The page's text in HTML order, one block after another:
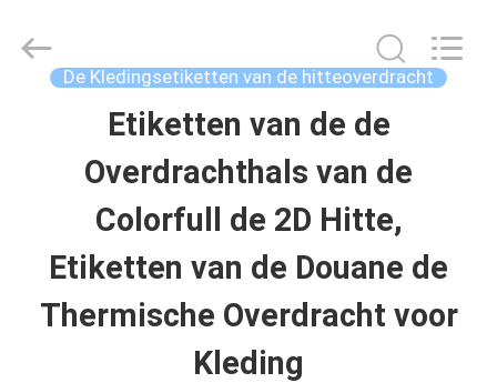
PRODUCTEN
OVER
ONS
Accessories
Co.,Ltd.
De Kledingsetiketten van de hitteoverdracht
Etiketten van de de
Overdrachthals van de
Colorfull de 2D Hitte,
Etiketten van de Douane de
Thermische Overdracht voor
Kleding